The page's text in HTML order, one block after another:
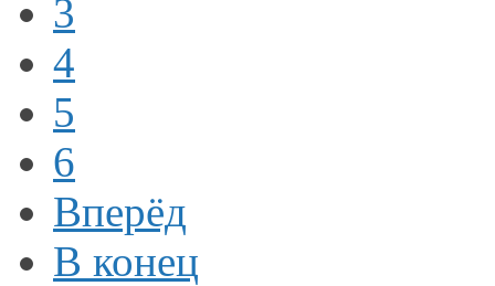
3
4
5
6
Вперёд
В конец